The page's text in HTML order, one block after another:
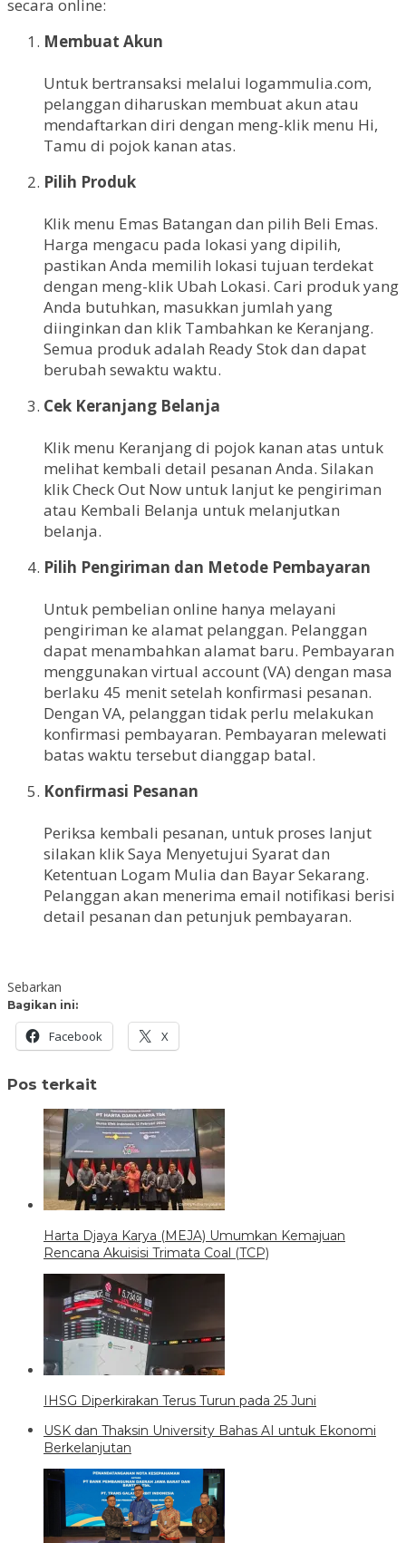
secara online:
Membuat Akun
Untuk bertransaksi melalui logammulia.com,
pelanggan diharuskan membuat akun atau
mendaftarkan diri dengan meng-klik menu Hi,
Tamu di pojok kanan atas.
Pilih Produk
Klik menu Emas Batangan dan pilih Beli Emas.
Harga mengacu pada lokasi yang dipilih,
pastikan Anda memilih lokasi tujuan terdekat
dengan meng-klik Ubah Lokasi. Cari produk yang
Anda butuhkan, masukkan jumlah yang
diinginkan dan klik Tambahkan ke Keranjang.
Semua produk adalah Ready Stok dan dapat
berubah sewaktu waktu.
Cek Keranjang Belanja
Klik menu Keranjang di pojok kanan atas untuk
melihat kembali detail pesanan Anda. Silakan
klik Check Out Now untuk lanjut ke pengiriman
atau Kembali Belanja untuk melanjutkan
belanja.
Pilih Pengiriman dan Metode Pembayaran
Untuk pembelian online hanya melayani
pengiriman ke alamat pelanggan. Pelanggan
dapat menambahkan alamat baru. Pembayaran
menggunakan virtual account (VA) dengan masa
berlaku 45 menit setelah konfirmasi pesanan.
Dengan VA, pelanggan tidak perlu melakukan
konfirmasi pembayaran. Pembayaran melewati
batas waktu tersebut dianggap batal.
Konfirmasi Pesanan
Periksa kembali pesanan, untuk proses lanjut
silakan klik Saya Menyetujui Syarat dan
Ketentuan Logam Mulia dan Bayar Sekarang.
Pelanggan akan menerima email notifikasi berisi
detail pesanan dan petunjuk pembayaran.
Sebarkan
Bagikan ini:
Facebook X
Pos terkait
Harta Djaya Karya (MEJA) Umumkan Kemajuan
Rencana Akuisisi Trimata Coal (TCP)
IHSG Diperkirakan Terus Turun pada 25 Juni
USK dan Thaksin University Bahas AI untuk Ekonomi
Berkelanjutan